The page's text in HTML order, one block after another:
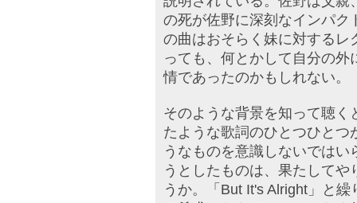
の死が佐野に深刻なインパク
の曲はおそらく妹に対するレ
っても、何とかして自分の
情であったのかもしれない。
そのような背景を知って聴
たような歌詞のひとつひと
うなものを意識しないでは
うとしたものは、果たして
うか。「But It's Alright」と